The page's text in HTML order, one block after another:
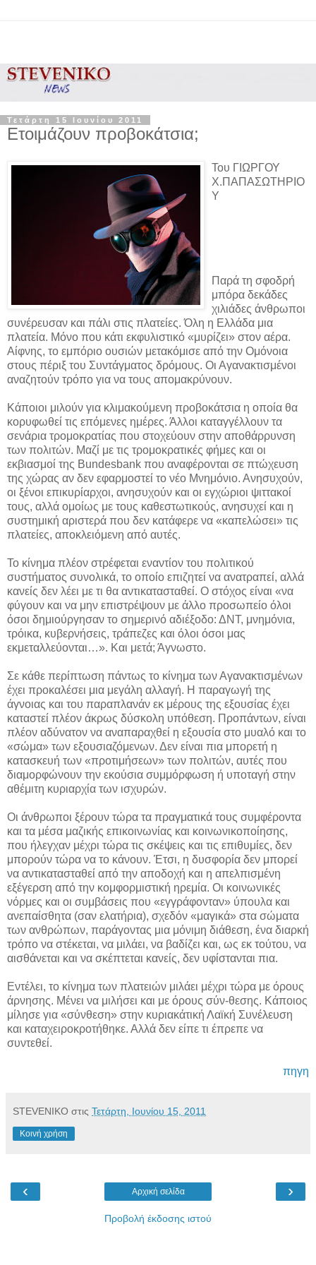
Τετάρτη 15 Ιουνίου 2011
Ετοιμάζουν προβοκάτσια;
Του ΓΙΩΡΓΟΥ
Χ.ΠΑΠΑΣΩΤΗΡΙΟ
Υ
Παρά τη σφοδρή
μπόρα δεκάδες
χιλιάδες άνθρωποι
συνέρευσαν και πάλι στις πλατείες. Όλη η Ελλάδα μια
πλατεία. Μόνο που κάτι εκφυλιστικό «μυρίζει» στον αέρα.
Αίφνης, το εμπόριο ουσιών μετακόμισε από την Ομόνοια
στους πέριξ του Συντάγματος δρόμους. Οι Αγανακτισμένοι
αναζητούν τρόπο για να τους απομακρύνουν.
Κάποιοι μιλούν για κλιμακούμενη προβοκάτσια η οποία θα
κορυφωθεί τις επόμενες ημέρες. Άλλοι καταγγέλλουν τα
σενάρια τρομοκρατίας που στοχεύουν στην αποθάρρυνση
των πολιτών. Μαζί με τις τρομοκρατικές φήμες και οι
εκβιασμοί της Bundesbank που αναφέρονται σε πτώχευση
της χώρας αν δεν εφαρμοστεί το νέο Μνημόνιο. Ανησυχούν,
οι ξένοι επικυρίαρχοι, ανησυχούν και οι εγχώριοι ψιττακοί
τους, αλλά ομοίως με τους καθεστωτικούς, ανησυχεί και η
συστημική αριστερά που δεν κατάφερε να «καπελώσει» τις
πλατείες, αποκλειόμενη από αυτές.
Το κίνημα πλέον στρέφεται εναντίον του πολιτικού
συστήματος συνολικά, το οποίο επιζητεί να ανατραπεί, αλλά
κανείς δεν λέει με τι θα αντικατασταθεί. Ο στόχος είναι «να
φύγουν και να μην επιστρέψουν με άλλο προσωπείο όλοι
όσοι δημιούργησαν το σημερινό αδιέξοδο: ΔΝΤ, μνημόνια,
τρόικα, κυβερνήσεις, τράπεζες και όλοι όσοι μας
εκμεταλλεύονται…». Και μετά; Άγνωστο.
Σε κάθε περίπτωση πάντως το κίνημα των Αγανακτισμένων
έχει προκαλέσει μια μεγάλη αλλαγή. Η παραγωγή της
άγνοιας και του παραπλανάν εκ μέρους της εξουσίας έχει
καταστεί πλέον άκρως δύσκολη υπόθεση. Προπάντων, είναι
πλέον αδύνατον να αναπαραχθεί η εξουσία στο μυαλό και το
«σώμα» των εξουσιαζόμενων. Δεν είναι πια μπορετή η
κατασκευή των «προτιμήσεων» των πολιτών, αυτές που
διαμορφώνουν την εκούσια συμμόρφωση ή υποταγή στην
αθέμιτη κυριαρχία των ισχυρών.
Οι άνθρωποι ξέρουν τώρα τα πραγματικά τους συμφέροντα
και τα μέσα μαζικής επικοινωνίας και κοινωνικοποίησης,
που ήλεγχαν μέχρι τώρα τις σκέψεις και τις επιθυμίες, δεν
μπορούν τώρα να το κάνουν. Έτσι, η δυσφορία δεν μπορεί
να αντικατασταθεί από την αποδοχή και η απελπισμένη
εξέγερση από την κομφορμιστική ηρεμία. Οι κοινωνικές
νόρμες και οι συμβάσεις που «εγγράφονταν» ύπουλα και
ανεπαίσθητα (σαν ελατήρια), σχεδόν «μαγικά» στα σώματα
των ανθρώπων, παράγοντας μια μόνιμη διάθεση, ένα διαρκή
τρόπο να στέκεται, να μιλάει, να βαδίζει και, ως εκ τούτου, να
αισθάνεται και να σκέπτεται κανείς, δεν υφίστανται πια.
Εντέλει, το κίνημα των πλατειών μιλάει μέχρι τώρα με όρους
άρνησης. Μένει να μιλήσει και με όρους σύν-θεσης. Κάποιος
μίλησε για «σύνθεση» στην κυριακάτική Λαϊκή Συνέλευση
και καταχειροκροτήθηκε. Αλλά δεν είπε τι έπρεπε να
συντεθεί.
πηγη
STEVENIKO στις Τετάρτη, Ιουνίου 15, 2011
Κοινή χρήση
‹ ›
Αρχική σελίδα
Προβολή έκδοσης ιστού